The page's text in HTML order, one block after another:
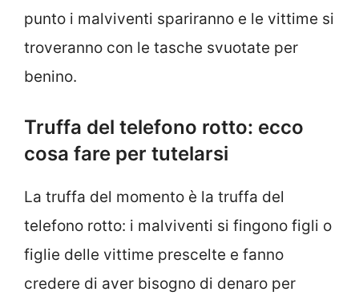
punto i malviventi spariranno e le vittime si
troveranno con le tasche svuotate per
benino.
Truffa del telefono rotto: ecco
cosa fare per tutelarsi
La truffa del momento è la truffa del
telefono rotto: i malviventi si fingono figli o
figlie delle vittime prescelte e fanno
credere di aver bisogno di denaro per